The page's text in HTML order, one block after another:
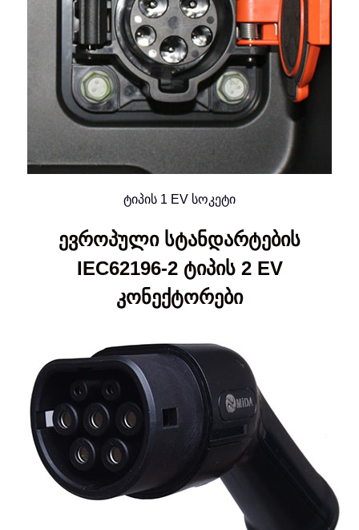
ტიპის 1 EV სოკეტი
ევროპული სტანდარტების
IEC62196-2 ტიპის 2 EV
კონექტორები